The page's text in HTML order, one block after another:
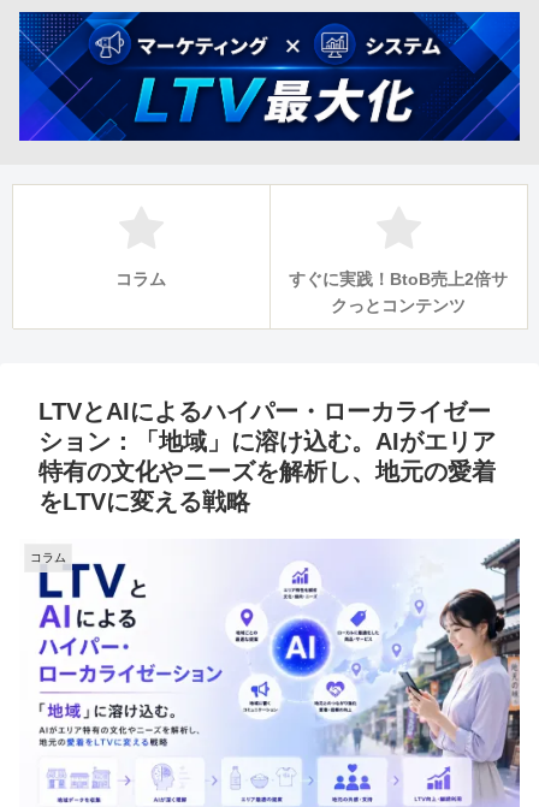
コラム
すぐに実践！BtoB売上2倍サ
クっとコンテンツ
LTVとAIによるハイパー・ローカライゼー
ション：「地域」に溶け込む。AIがエリア
特有の文化やニーズを解析し、地元の愛着
をLTVに変える戦略
コラム